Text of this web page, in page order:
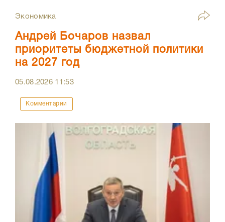
Экономика
Андрей Бочаров назвал
приоритеты бюджетной политики
на 2027 год
05.08.2026 11:53
Комментарии